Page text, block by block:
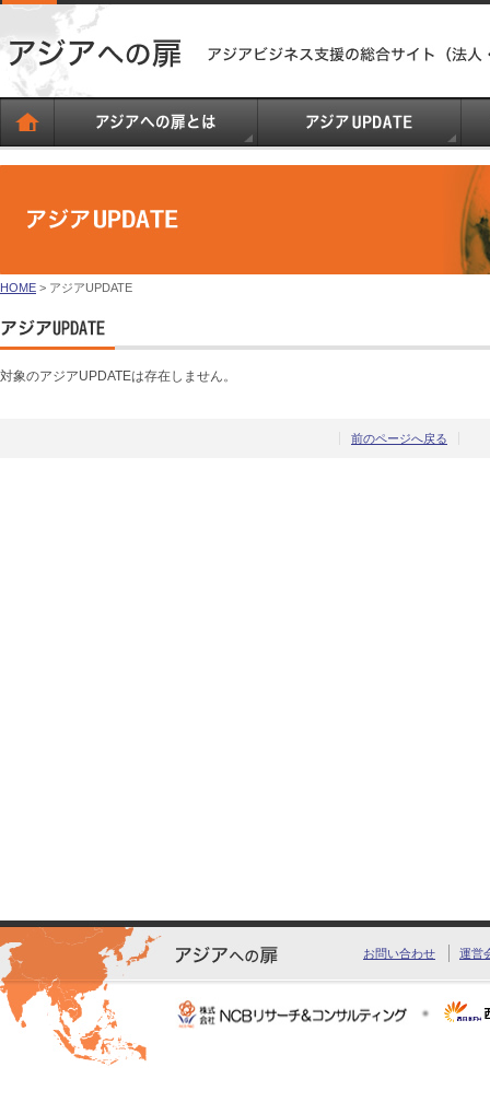
HOME > アジアUPDATE
対象のアジアUPDATEは存在しません。
前のページへ戻る
お問い合わせ 運営